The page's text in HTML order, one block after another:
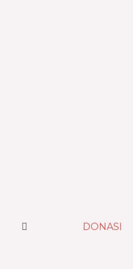
DONASI